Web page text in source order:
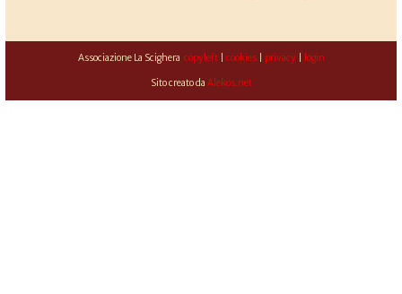
Associazione La Scighera copyleft| cookies| privacy| login
Sito creato da Alekos.net